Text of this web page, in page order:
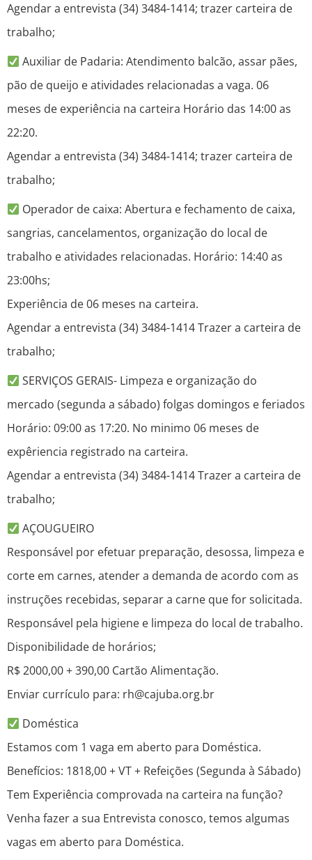
Agendar a entrevista (34) 3484-1414; trazer carteira de
trabalho;
Auxiliar de Padaria: Atendimento balcão, assar pães,
pão de queijo e atividades relacionadas a vaga. 06
meses de experiência na carteira Horário das 14:00 as
22:20.
Agendar a entrevista (34) 3484-1414; trazer carteira de
trabalho;
Operador de caixa: Abertura e fechamento de caixa,
sangrias, cancelamentos, organização do local de
trabalho e atividades relacionadas. Horário: 14:40 as
23:00hs;
Experiência de 06 meses na carteira.
Agendar a entrevista (34) 3484-1414 Trazer a carteira de
trabalho;
SERVIÇOS GERAIS- Limpeza e organização do
mercado (segunda a sábado) folgas domingos e feriados
Horário: 09:00 as 17:20. No minimo 06 meses de
expêriencia registrado na carteira.
Agendar a entrevista (34) 3484-1414 Trazer a carteira de
trabalho;
AÇOUGUEIRO
Responsável por efetuar preparação, desossa, limpeza e
corte em carnes, atender a demanda de acordo com as
instruções recebidas, separar a carne que for solicitada.
Responsável pela higiene e limpeza do local de trabalho.
Disponibilidade de horários;
R$ 2000,00 + 390,00 Cartão Alimentação.
Enviar currículo para: rh@cajuba.org.br
Doméstica
Estamos com 1 vaga em aberto para Doméstica.
Benefícios: 1818,00 + VT + Refeições (Segunda à Sábado)
Tem Experiência comprovada na carteira na função?
Venha fazer a sua Entrevista conosco, temos algumas
vagas em aberto para Doméstica.